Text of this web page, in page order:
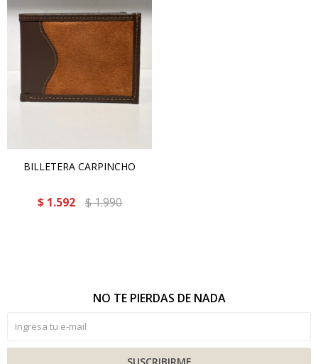
BILLETERA CARPINCHO
$ 1.592 $1.990
NO TE PIERDAS DE NADA